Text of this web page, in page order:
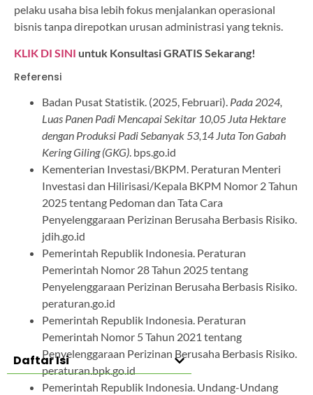
pelaku usaha bisa lebih fokus menjalankan operasional
bisnis tanpa direpotkan urusan administrasi yang teknis.
KLIK DI SINI untuk Konsultasi GRATIS Sekarang!
Referensi
Badan Pusat Statistik. (2025, Februari). Pada 2024,
Luas Panen Padi Mencapai Sekitar 10,05 Juta Hektare
dengan Produksi Padi Sebanyak 53,14 Juta Ton Gabah
Kering Giling (GKG). bps.go.id
Kementerian Investasi/BKPM. Peraturan Menteri
Investasi dan Hilirisasi/Kepala BKPM Nomor 2 Tahun
2025 tentang Pedoman dan Tata Cara
Penyelenggaraan Perizinan Berusaha Berbasis Risiko.
jdih.go.id
Pemerintah Republik Indonesia. Peraturan
Pemerintah Nomor 28 Tahun 2025 tentang
Penyelenggaraan Perizinan Berusaha Berbasis Risiko.
peraturan.go.id
Pemerintah Republik Indonesia. Peraturan
Pemerintah Nomor 5 Tahun 2021 tentang
Penyelenggaraan Perizinan Berusaha Berbasis Risiko.
peraturan.bpk.go.id
Pemerintah Republik Indonesia. Undang-Undang
Daftar Isi